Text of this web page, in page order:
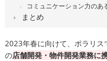
コミュニケーション力のあ
まとめ
2023年春に向けて、ポラリ
の店舗開発・物件開発業務に